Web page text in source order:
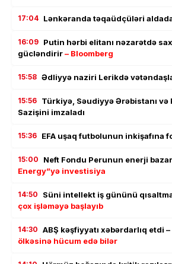
17:04 Lənkəranda təqaüdçüləri
16:09 Putin hərbi elitanı nəzarətdə
gücləndirir– Bloomberg
15:58 Ədliyyə naziri Lerikdə
15:56 Türkiyə, Səudiyyə Ərəbistanı və
Sazişini imzaladı
15:36 EFA uşaq futbolunun inkişafına
15:00 Neft Fondu Perunun enerji
Energy”yə investisiya
14:50 Süni intellekt iş gününü
çox işləməyə başlayıb
14:30 ABŞ kəşfiyyatı xəbərdarlıq etdi –
ölkəsinə hücum edə bilər